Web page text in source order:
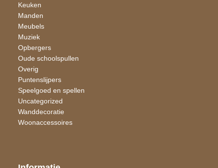
Keuken
Manden
Meubels
Muziek
Opbergers
Oude schoolspullen
Overig
Puntenslijpers
Speelgoed en spellen
Uncategorized
Wand​decoratie
Woon​accessoires